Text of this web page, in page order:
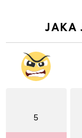
JAKA
5